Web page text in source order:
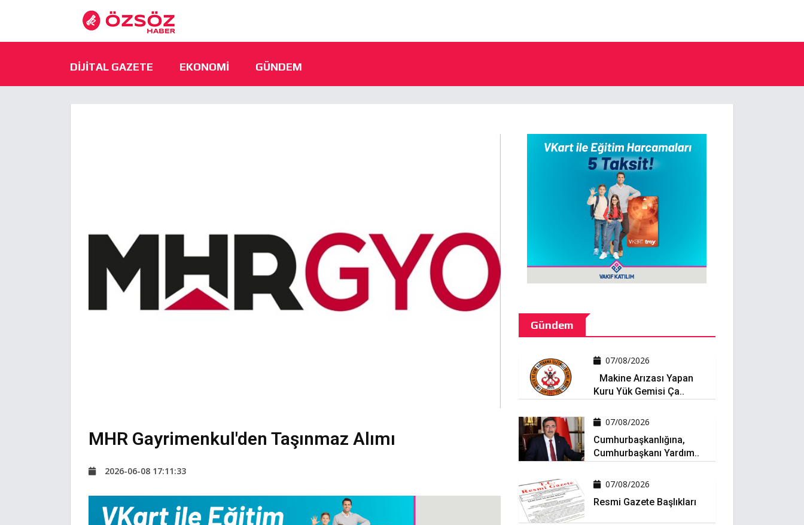
DIJITAL GAZETE EKONOMI GÜNDEM
MHR Gayrimenkul'den Taşınmaz Alımı
2026-06-08 17:11:33
Gündem
07/08/2026
Makine Arızası Yapan
Kuru Yük Gemisi Ça..
07/08/2026
Cumhurbaşkanlığına,
Cumhurbaşkanı Yardım..
07/08/2026
Resmi Gazete Başlıkları